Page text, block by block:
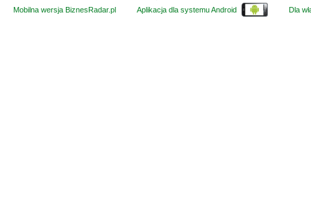
Mobilna wersja BiznesRadar.pl
Aplikacja dla systemu Android Dla